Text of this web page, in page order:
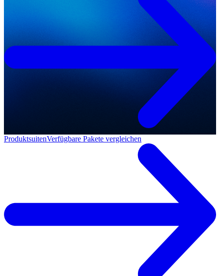
ProduktsuitenVerfügbare Pakete vergleichen